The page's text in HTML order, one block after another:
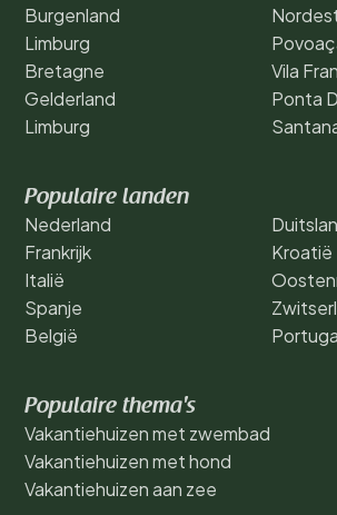
Burgenland
Limburg
Bretagne
Gelderland
Limburg
Vila
Ponta
Populaire landen
Nederland
Frankrijk
Italië
Spanje
België
Kroatië
Populaire thema's
Vakantiehuizen met zwembad
Vakantiehuizen met hond
Vakantiehuizen aan zee